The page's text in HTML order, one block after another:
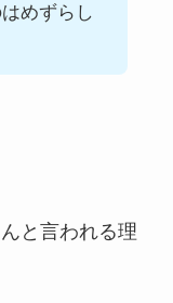
めずらし
と言われる理